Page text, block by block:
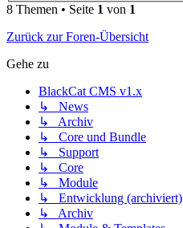
8 Themen • Seite 1 von 1
Zurück zur Foren-Übersicht
Gehe zu
BlackCat CMS v1.x
↳ News
↳ Archiv
↳ Core und Bundle
↳ Support
↳ Core
↳ Module
↳ Entwicklung (archiviert)
↳ Archiv